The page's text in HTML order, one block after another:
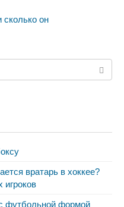
он
вратарь в хоккее?
игроков
футбольной формой